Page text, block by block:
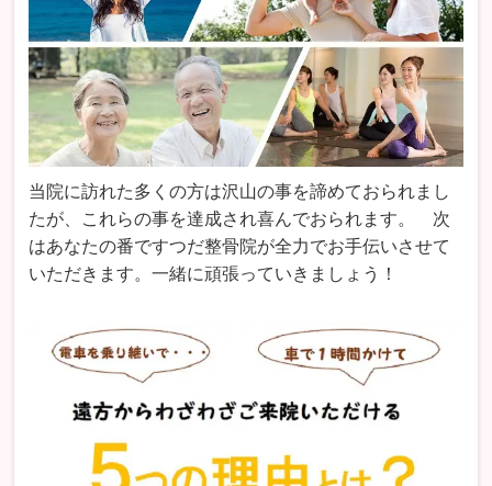
当院に訪れた多くの方は沢山の事を諦めておられまし
たが、これらの事を達成され喜んでおられます。 次
はあなたの番ですつだ整骨院が全力でお手伝いさせて
いただきます。一緒に頑張っていきましょう！